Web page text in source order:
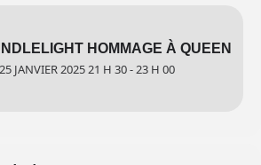
HOMMAGE À QUEEN
25 JANVIER 2025 21 H 30 - 23 H 00